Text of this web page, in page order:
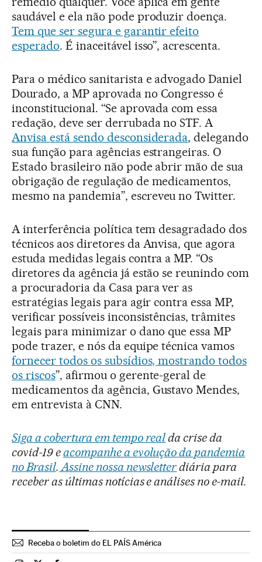
saudável e ela não pode produzir doença.
Tem que ser segura e garantir efeito
esperado. É inaceitável isso”, acrescenta.
Para o médico sanitarista e advogado Daniel
Dourado, a MP aprovada no Congresso é
inconstitucional. “Se aprovada com essa
redação, deve ser derrubada no STF. A
Anvisa está sendo desconsiderada, delegando
sua função para agências estrangeiras. O
Estado brasileiro não pode abrir mão de sua
obrigação de regulação de medicamentos,
mesmo na pandemia”, escreveu no Twitter.
A interferência política tem desagradado dos
técnicos aos diretores da Anvisa, que agora
estuda medidas legais contra a MP. “Os
diretores da agência já estão se reunindo com
a procuradoria da Casa para ver as
estratégias legais para agir contra essa MP,
verificar possíveis inconsistências, trâmites
legais para minimizar o dano que essa MP
pode trazer, e nós da equipe técnica vamos
fornecer todos os subsídios, mostrando todos
os riscos”, afirmou o gerente-geral de
medicamentos da agência, Gustavo Mendes,
em entrevista à CNN.
Siga a cobertura em tempo realda crise da
covid-19 eacompanhe a evolução da pandemia
no Brasil. Assine nossa newsletterdiária para
receber as últimas notícias e análises no e-mail.
Receba o boletim do EL PAÍS América